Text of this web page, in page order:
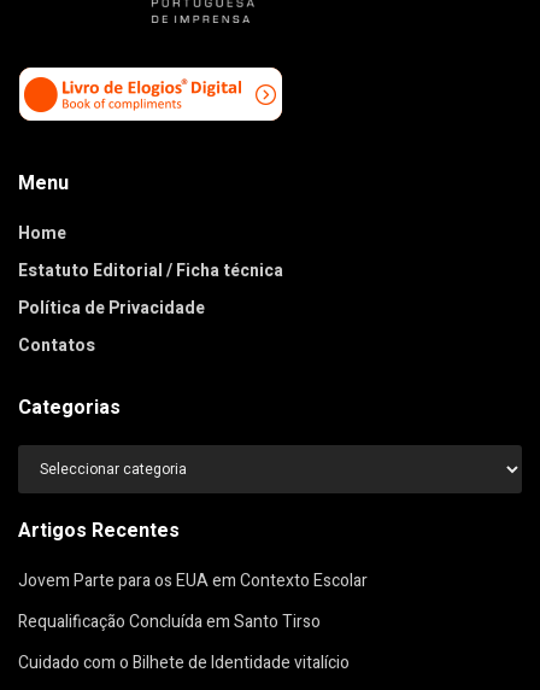
Menu
Home
Estatuto Editorial / Ficha técnica
Política de Privacidade
Contatos
Categorias
Categorias
Artigos Recentes
Jovem Parte para os EUA em Contexto Escolar
Requalificação Concluída em Santo Tirso
Cuidado com o Bilhete de Identidade vitalício